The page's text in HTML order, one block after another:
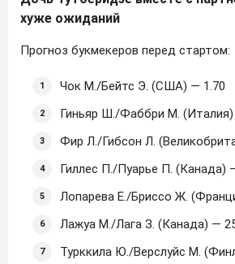
хуже ожиданий
Прогноз букмекеров перед стартом:
Чок М./Бейтс Э. (США) — 1.70
Гиньяр Ш./Фаббри М. (Италия)
Фир Л./Гибсон Л.
Гиллес П./Пуарье П. (Канада)
Лопарева Е./Бриссо Ж.
Лажуа М./Лага З. (Канада) —
Турккила Ю./Верслуйс М.